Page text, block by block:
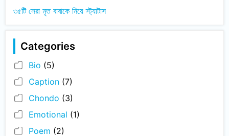
৩৫টি সেরা মৃত বাবাকে নিয়ে স্ট্যাটাস
Categories
Bio (5)
Caption (7)
Chondo (3)
Emotional (1)
Poem (2)